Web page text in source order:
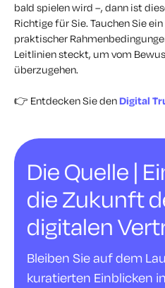
bald spielen wird –, dann ist
Richtige für Sie. Tauchen Sie
praktischer
Leitlinien steckt, um vom
überzugehen.
👉 Entdecken Sie denDigital
Die Quelle |
die Zukunft
digitalen
Bleiben Sie auf dem
kuratierten Einblicken